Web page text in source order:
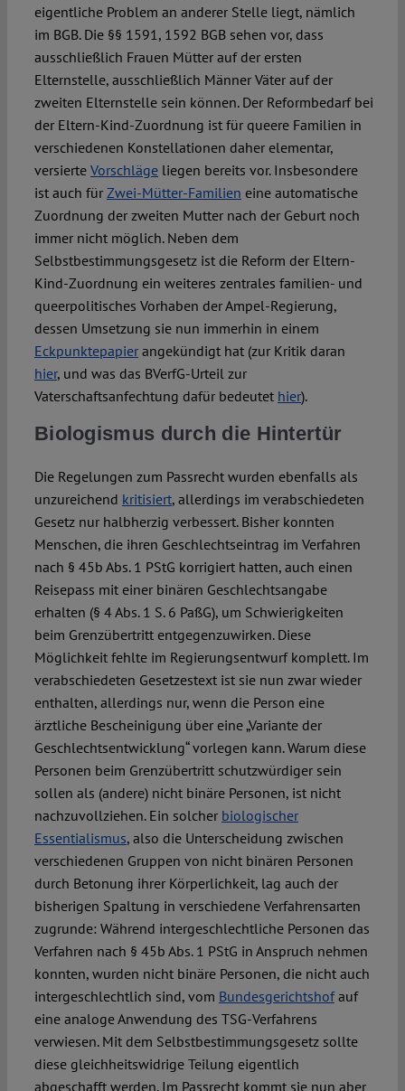
eigentliche Problem an anderer Stelle liegt, nämlich
im BGB. Die §§ 1591, 1592 BGB sehen vor, dass
ausschließlich Frauen Mütter auf der ersten
Elternstelle, ausschließlich Männer Väter auf der
zweiten Elternstelle sein können. Der Reformbedarf bei
der Eltern-Kind-Zuordnung ist für queere Familien in
verschiedenen Konstellationen daher elementar,
versierte Vorschlägeliegen bereits vor. Insbesondere
ist auch für Zwei-Mütter-Familien eine automatische
Zuordnung der zweiten Mutter nach der Geburt noch
immer nicht möglich. Neben dem
Selbstbestimmungsgesetz ist die Reform der Eltern-
Kind-Zuordnung ein weiteres zentrales familien- und
queerpolitisches Vorhaben der Ampel-Regierung,
dessen Umsetzung sie nun immerhin in einem
Eckpunktepapierangekündigt hat (zur Kritik daran
hier, und was das BVerfG-Urteil zur
Vaterschaftsanfechtung dafür bedeutet hier).
Biologismus durch die Hintertür
Die Regelungen zum Passrecht wurden ebenfalls als
unzureichend kritisiert, allerdings im verabschiedeten
Gesetz nur halbherzig verbessert. Bisher konnten
Menschen, die ihren Geschlechtseintrag im Verfahren
nach § 45b Abs. 1 PStG korrigiert hatten, auch einen
Reisepass mit einer binären Geschlechtsangabe
erhalten (§ 4 Abs. 1 S. 6 PaßG), um Schwierigkeiten
beim Grenzübertritt entgegenzuwirken. Diese
Möglichkeit fehlte im Regierungsentwurf komplett. Im
verabschiedeten Gesetzestext ist sie nun zwar wieder
enthalten, allerdings nur, wenn die Person eine
ärztliche Bescheinigung über eine „Variante der
Geschlechtsentwicklung“ vorlegen kann. Warum diese
Personen beim Grenzübertritt schutzwürdiger sein
sollen als (andere) nicht binäre Personen, ist nicht
nachzuvollziehen. Ein solcher biologischer
Essentialismus, also die Unterscheidung zwischen
verschiedenen Gruppen von nicht binären Personen
durch Betonung ihrer Körperlichkeit, lag auch der
bisherigen Spaltung in verschiedene Verfahrensarten
zugrunde: Während intergeschlechtliche Personen das
Verfahren nach § 45b Abs. 1 PStG in Anspruch nehmen
konnten, wurden nicht binäre Personen, die nicht auch
intergeschlechtlich sind, vom Bundesgerichtshofauf
eine analoge Anwendung des TSG-Verfahrens
verwiesen. Mit dem Selbstbestimmungsgesetz sollte
diese gleichheitswidrige Teilung eigentlich
abgeschafft werden. Im Passrecht kommt sie nun aber